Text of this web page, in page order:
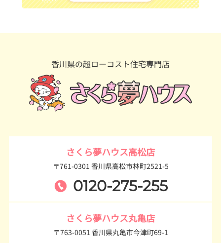
香川県の超ローコスト住宅専門店
さくら夢ハウス高松店
〒761-0301 香川県高松市林町2521-5
0120-275-255
さくら夢ハウス丸亀店
〒763-0051 香川県丸亀市今津町69-1